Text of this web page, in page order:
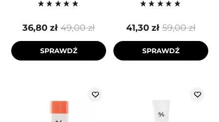
49,00 zł
36,80 zł
SPRAWDŹ
59,00 zł
41,30 zł
SPRAWDŹ